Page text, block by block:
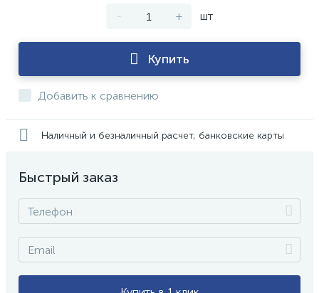
- + шт
Купить
Добавить к сравнению
Наличный и безналичный расчет, банковские карты
Быстрый заказ